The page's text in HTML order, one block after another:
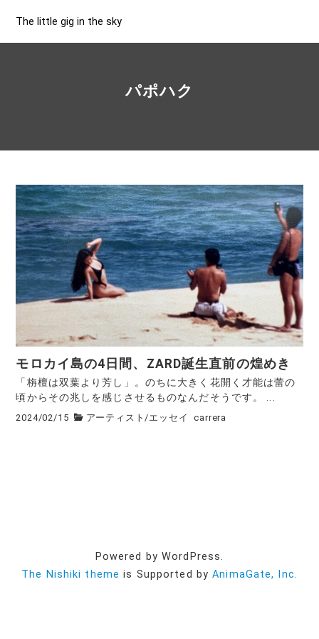
The little gig in the sky
パポハク
モロカイ島の4日間、ZARD誕生直前の煌めき
「栴檀は双葉より芳し」。のちに大きく花開く才能は蕾の
頃からその兆しを感じさせるものなんだそうです。 ...
2024/02/15 アーティスト /エッセイ carrera
Powered by WordPress.
The Nishiki theme is Supported byAnimaGate, Inc.